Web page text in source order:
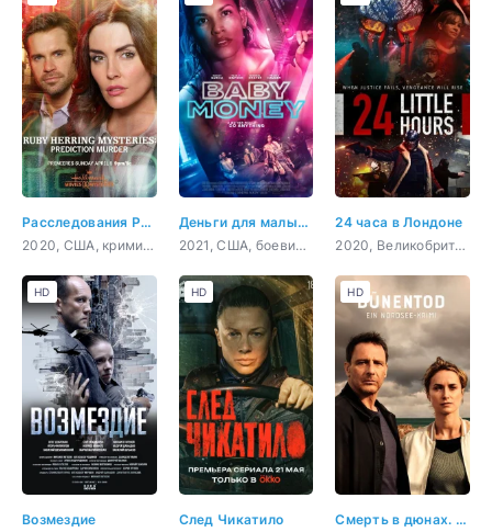
Расследования Руби Херринг: Предсказание убийства
2020, США, криминал, детектив
Деньги для малышки
2021, США, боевик, триллер
24 часа в Лондоне
2020, Великобритания, боевик, триллер, драма, криминал
Возмездие
HD
След Чикатило
HD
Смерть в дюнах. Преступления на северном море
HD